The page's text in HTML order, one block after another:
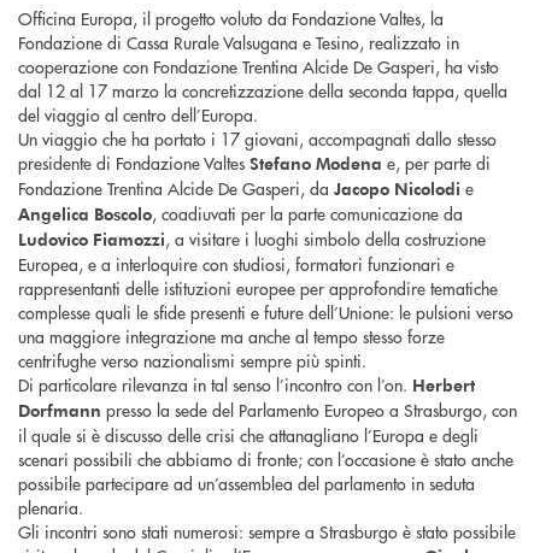
Officina Europa, il progetto voluto da Fondazione Valtes, la
Fondazione di Cassa Rurale Valsugana e Tesino, realizzato in
cooperazione con Fondazione Trentina Alcide De Gasperi, ha visto
dal 12 al 17 marzo la concretizzazione della seconda tappa, quella
del viaggio al centro dell’Europa.
Un viaggio che ha portato i 17 giovani, accompagnati dallo stesso
presidente di Fondazione Valtes Stefano Modena e, per parte di
Fondazione Trentina Alcide De Gasperi, da Jacopo Nicolodi e
Angelica Boscolo, coadiuvati per la parte comunicazione da
Ludovico Fiamozzi, a visitare i luoghi simbolo della costruzione
Europea, e a interloquire con studiosi, formatori funzionari e
rappresentanti delle istituzioni europee per approfondire tematiche
complesse quali le sfide presenti e future dell’Unione: le pulsioni verso
una maggiore integrazione ma anche al tempo stesso forze
centrifughe verso nazionalismi sempre più spinti.
Di particolare rilevanza in tal senso l’incontro con l’on. Herbert
Dorfmann presso la sede del Parlamento Europeo a Strasburgo, con
il quale si è discusso delle crisi che attanagliano l’Europa e degli
scenari possibili che abbiamo di fronte; con l’occasione è stato anche
possibile partecipare ad un’assemblea del parlamento in seduta
plenaria.
Gli incontri sono stati numerosi: sempre a Strasburgo è stato possibile